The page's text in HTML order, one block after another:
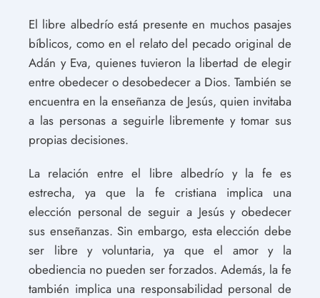
El libre albedrío está presente en muchos pasajes
bíblicos, como en el relato del pecado original de
Adán y Eva, quienes tuvieron la libertad de elegir
entre obedecer o desobedecer a Dios. También se
encuentra en la enseñanza de Jesús, quien invitaba
a las personas a seguirle libremente y tomar sus
propias decisiones.
La relación entre el libre albedrío y la fe es
estrecha, ya que la fe cristiana implica una
elección personal de seguir a Jesús y obedecer
sus enseñanzas. Sin embargo, esta elección debe
ser libre y voluntaria, ya que el amor y la
obediencia no pueden ser forzados. Además, la fe
también implica una responsabilidad personal de